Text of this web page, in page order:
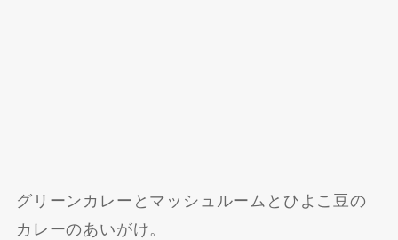
グリーンカレーとマッシュルームとひよこ豆の
カレーのあいがけ。